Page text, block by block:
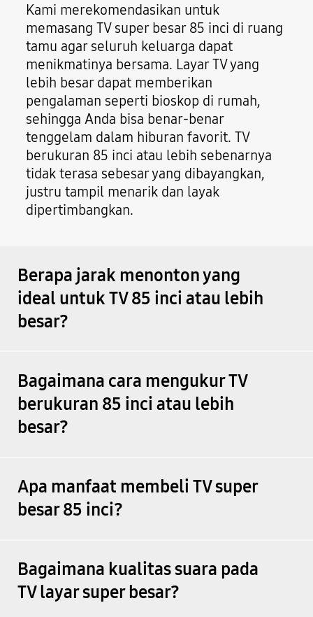
Kami merekomendasikan untuk
memasang TV super besar 85 inci di ruang
tamu agar seluruh keluarga dapat
menikmatinya bersama. Layar TV yang
lebih besar dapat memberikan
pengalaman seperti bioskop di rumah,
sehingga Anda bisa benar-benar
tenggelam dalam hiburan favorit. TV
berukuran 85 inci atau lebih sebenarnya
tidak terasa sebesar yang dibayangkan,
justru tampil menarik dan layak
dipertimbangkan.
Berapa jarak menonton yang
ideal untuk TV 85 inci atau lebih
besar?
Bagaimana cara mengukur TV
berukuran 85 inci atau lebih
besar?
Apa manfaat membeli TV super
besar 85 inci?
Bagaimana kualitas suara pada
TV layar super besar?